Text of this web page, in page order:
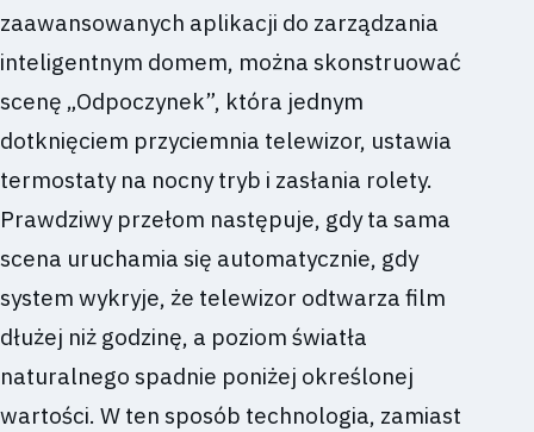
zaawansowanych aplikacji do zarządzania
inteligentnym domem, można skonstruować
scenę „Odpoczynek”, która jednym
dotknięciem przyciemnia telewizor, ustawia
termostaty na nocny tryb i zasłania rolety.
Prawdziwy przełom następuje, gdy ta sama
scena uruchamia się automatycznie, gdy
system wykryje, że telewizor odtwarza film
dłużej niż godzinę, a poziom światła
naturalnego spadnie poniżej określonej
wartości. W ten sposób technologia, zamiast